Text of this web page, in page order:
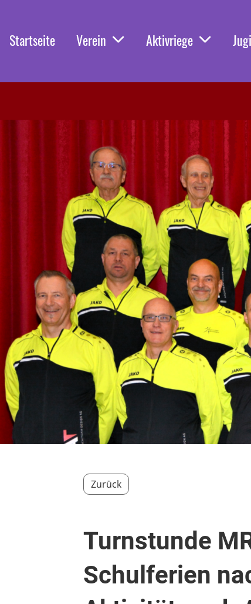
Startseite Verein Aktivriege Jugi
Zurück
Turnstunde
Schulferien